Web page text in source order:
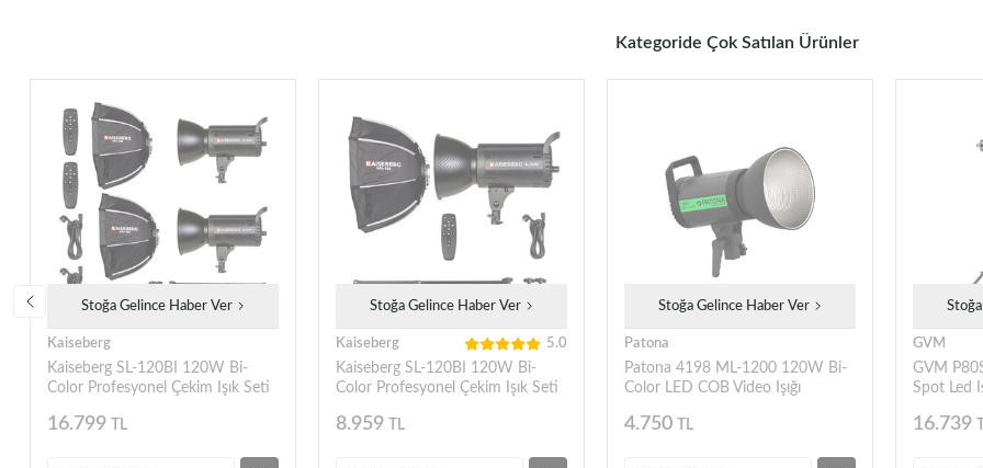
Kategoride Çok Satılan Ürünler
Stoğa Gelince Haber Ver
Kaiseberg
Kaiseberg SL-120BI 120W Bi-
Color Profesyonel Çekim Işık Seti
16.799 TL
Stoğa Gelince Haber Ver
Kaiseberg 5.0
Kaiseberg SL-120BI 120W Bi-
Color Profesyonel Çekim Işık Seti
8.959 TL
Stoğa Gelince Haber Ver
Patona
Patona 4198 ML-1200 120W Bi-
Color LED COB Video Işığı
4.750 TL
GVM
GVM
Spot Led
16.739